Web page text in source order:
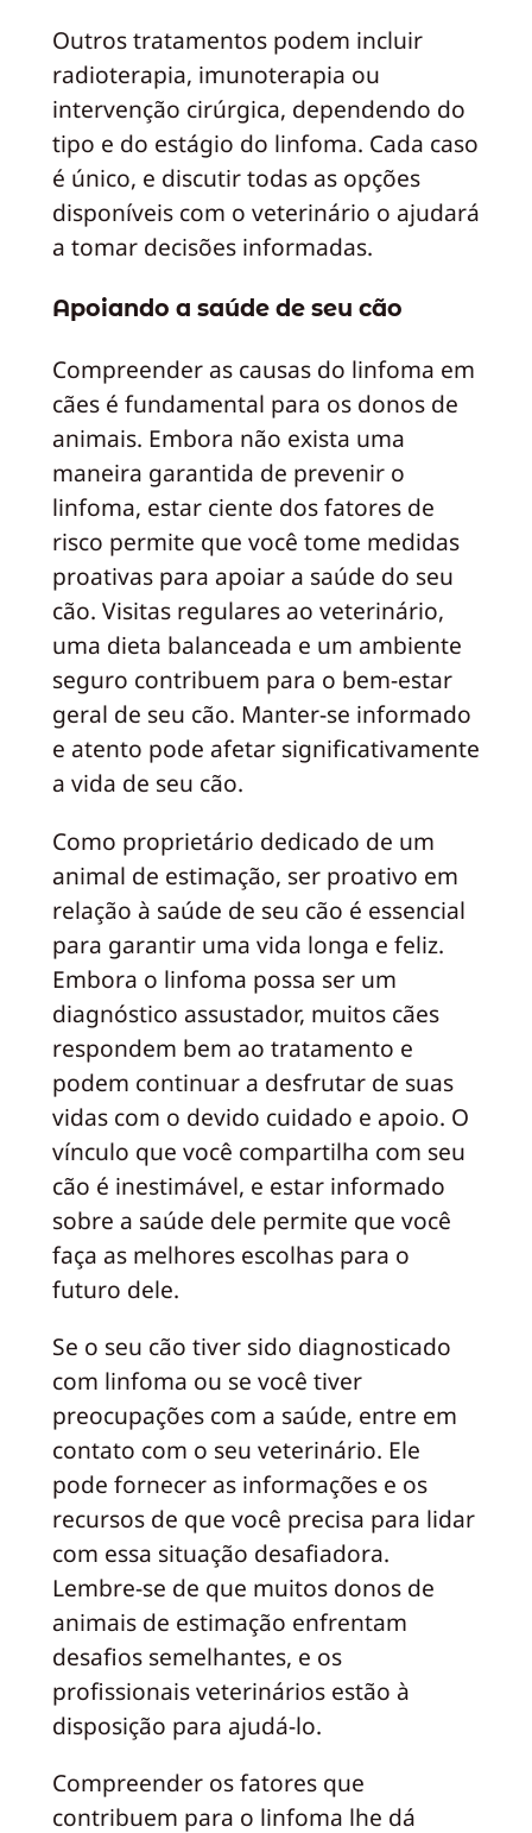
Outros tratamentos podem incluir
radioterapia, imunoterapia ou
intervenção cirúrgica, dependendo do
tipo e do estágio do linfoma. Cada caso
é único, e discutir todas as opções
disponíveis com o veterinário o ajudará
a tomar decisões informadas.
Apoiando a saúde de seu cão
Compreender as causas do linfoma em
cães é fundamental para os donos de
animais. Embora não exista uma
maneira garantida de prevenir o
linfoma, estar ciente dos fatores de
risco permite que você tome medidas
proativas para apoiar a saúde do seu
cão. Visitas regulares ao veterinário,
uma dieta balanceada e um ambiente
seguro contribuem para o bem-estar
geral de seu cão. Manter-se informado
e atento pode afetar significativamente
a vida de seu cão.
Como proprietário dedicado de um
animal de estimação, ser proativo em
relação à saúde de seu cão é essencial
para garantir uma vida longa e feliz.
Embora o linfoma possa ser um
diagnóstico assustador, muitos cães
respondem bem ao tratamento e
podem continuar a desfrutar de suas
vidas com o devido cuidado e apoio. O
vínculo que você compartilha com seu
cão é inestimável, e estar informado
sobre a saúde dele permite que você
faça as melhores escolhas para o
futuro dele.
Se o seu cão tiver sido diagnosticado
com linfoma ou se você tiver
preocupações com a saúde, entre em
contato com o seu veterinário. Ele
pode fornecer as informações e os
recursos de que você precisa para lidar
com essa situação desafiadora.
Lembre-se de que muitos donos de
animais de estimação enfrentam
desafios semelhantes, e os
profissionais veterinários estão à
disposição para ajudá-lo.
Compreender os fatores que
contribuem para o linfoma lhe dá